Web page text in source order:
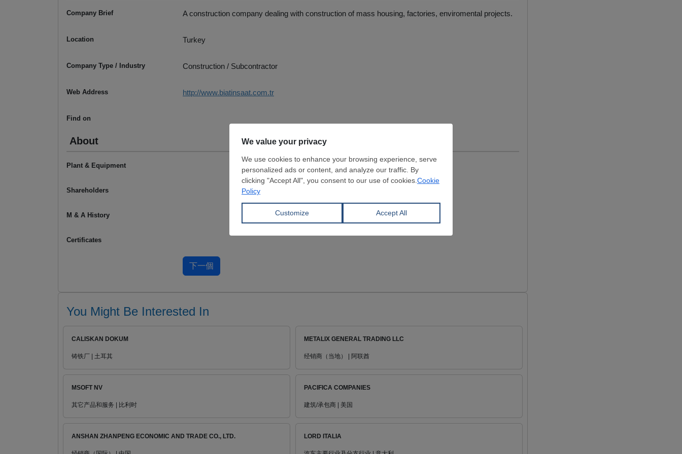
Company Brief A construction company dealing with construction of mass housing, factories, enviromental projects.
Location Turkey
Company Type / Industry Construction / Subcontractor
Web Address http://www.biatinsaat.com.tr
Find on
About
Plant & Equipment
Shareholders
M & A History
Certificates
You Might Be Interested In
CALISKAN DOKUM
铸铁厂 | 土耳其
METALIX GENERAL TRADING LLC
经销商（当地） | 阿联酋
MSOFT NV
其它产品和服务 | 比利时
PACIFICA COMPANIES
建筑/承包商 | 美国
ANSHAN ZHANPENG ECONOMIC AND TRADE CO., LTD. LORD ITALIA